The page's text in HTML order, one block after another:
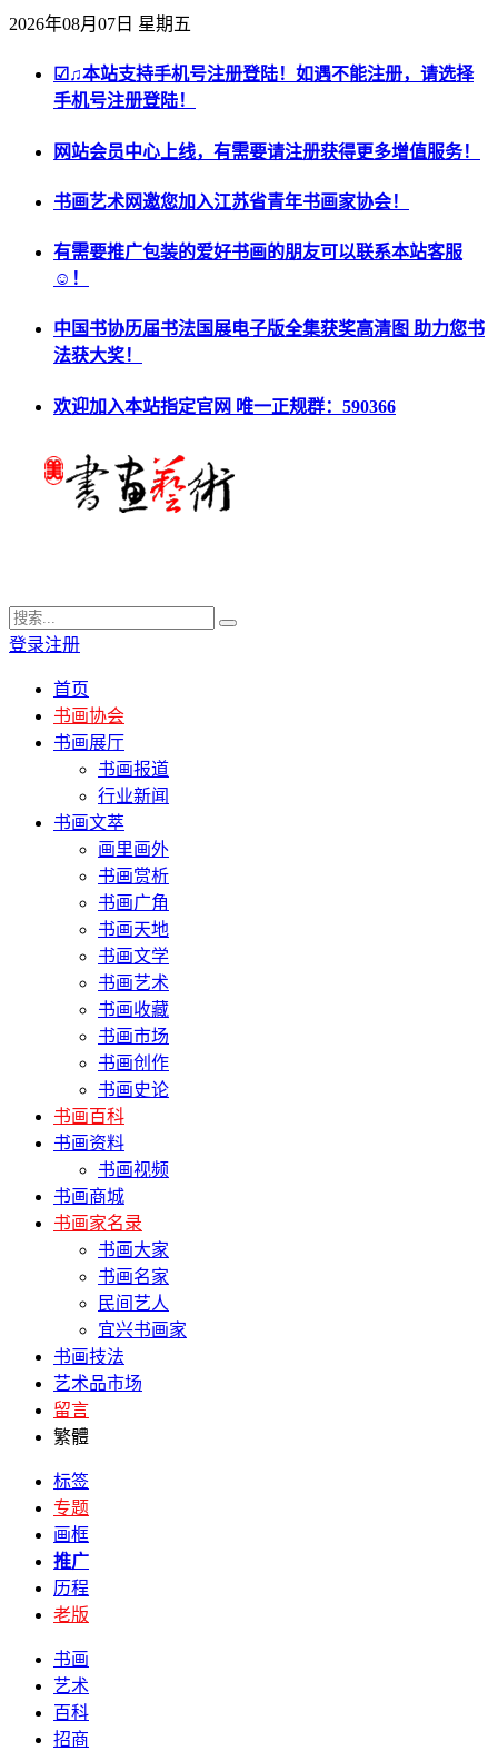
2026年08月07日 星期五
☑♫本站支持手机号注册登陆！如遇不能注册，请选择
手机号注册登陆！
网站会员中心上线，有需要请注册获得更多增值服务！
书画艺术网邀您加入江苏省青年书画家协会！
有需要推广包装的爱好书画的朋友可以联系本站客服
☺！
中国书协历届书法国展电子版全集获奖高清图 助力您书
法获大奖！
欢迎加入本站指定官网 唯一正规群：590366
登录注册
首页
书画协会
书画展厅
书画报道
行业新闻
书画文萃
画里画外
书画赏析
书画广角
书画天地
书画文学
书画艺术
书画收藏
书画市场
书画创作
书画史论
书画百科
书画资料
书画视频
书画商城
书画家名录
书画大家
书画名家
民间艺人
宜兴书画家
书画技法
艺术品市场
留言
繁體
标签
专题
画框
推广
历程
老版
书画
艺术
百科
招商